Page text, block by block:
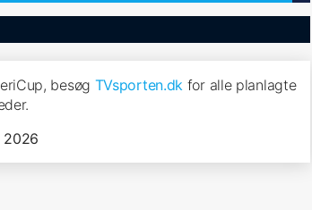
besøg TVsporten.dk for alle planlagte
2026